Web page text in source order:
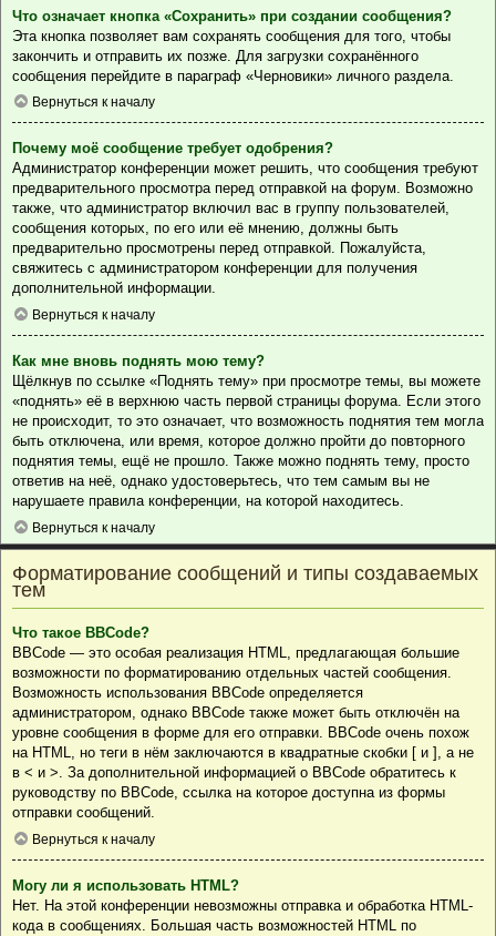
Что означает кнопка «Сохранить» при создании сообщения?
Эта кнопка позволяет вам сохранять сообщения для того, чтобы
закончить и отправить их позже. Для загрузки сохранённого
сообщения перейдите в параграф «Черновики» личного раздела.
Вернуться к началу
Почему моё сообщение требует одобрения?
Администратор конференции может решить, что сообщения требуют
предварительного просмотра перед отправкой на форум. Возможно
также, что администратор включил вас в группу пользователей,
сообщения которых, по его или её мнению, должны быть
предварительно просмотрены перед отправкой. Пожалуйста,
свяжитесь с администратором конференции для получения
дополнительной информации.
Вернуться к началу
Как мне вновь поднять мою тему?
Щёлкнув по ссылке «Поднять тему» при просмотре темы, вы можете
«поднять» её в верхнюю часть первой страницы форума. Если этого
не происходит, то это означает, что возможность поднятия тем могла
быть отключена, или время, которое должно пройти до повторного
поднятия темы, ещё не прошло. Также можно поднять тему, просто
ответив на неё, однако удостоверьтесь, что тем самым вы не
нарушаете правила конференции, на которой находитесь.
Вернуться к началу
Форматирование сообщений и типы создаваемых
тем
Что такое BBCode?
BBCode — это особая реализация HTML, предлагающая большие
возможности по форматированию отдельных частей сообщения.
Возможность использования BBCode определяется
администратором, однако BBCode также может быть отключён на
уровне сообщения в форме для его отправки. BBCode очень похож
на HTML, но теги в нём заключаются в квадратные скобки [ и ], а не
в < и >. За дополнительной информацией о BBCode обратитесь к
руководству по BBCode, ссылка на которое доступна из формы
отправки сообщений.
Вернуться к началу
Могу ли я использовать HTML?
Нет. На этой конференции невозможны отправка и обработка HTML-
кода в сообщениях. Большая часть возможностей HTML по